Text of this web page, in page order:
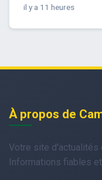
il y a 11 heures
À propos de
Votre site d'actualités
Informations fiables